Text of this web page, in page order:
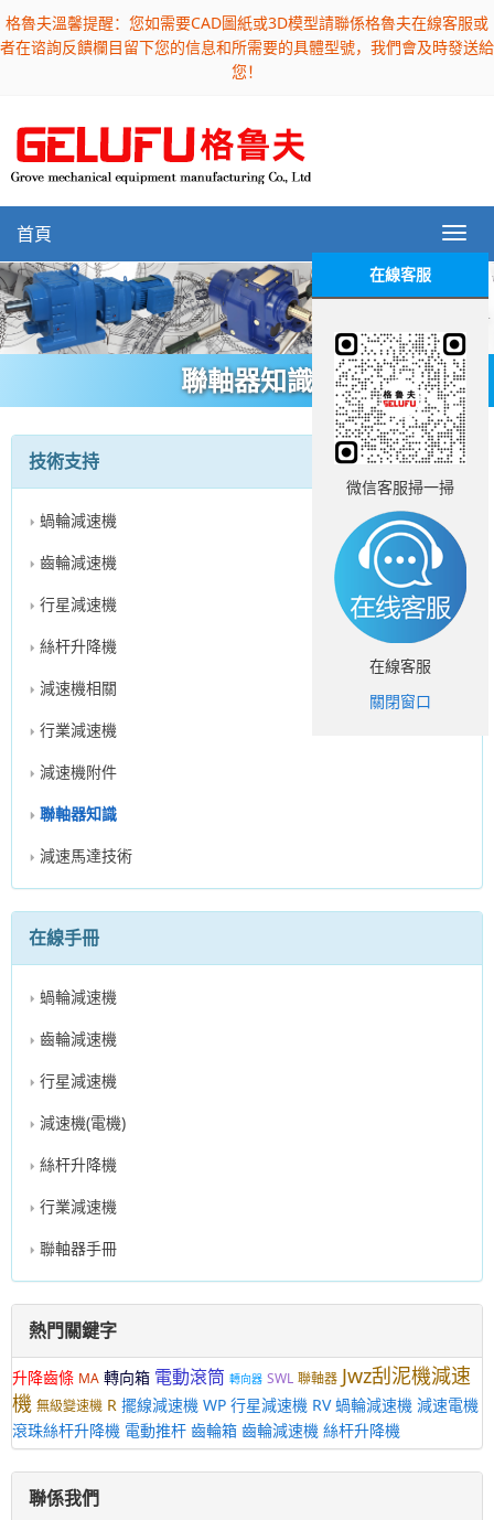
格魯夫溫馨提醒：您如需要CAD圖紙或3D模型請聯係格魯夫在線客服或
者在谘詢反饋欄目留下您的信息和所需要的具體型號，我們會及時發送給
您！
首頁
聯軸器知識
技術支持
蝸輪減速機
齒輪減速機
行星減速機
絲杆升降機
減速機相關
行業減速機
減速機附件
聯軸器知識
減速馬達技術
在線手冊
蝸輪減速機
齒輪減速機
行星減速機
減速機(電機)
絲杆升降機
行業減速機
聯軸器手冊
熱門關鍵字
升降齒條 MA 轉向箱 電動滾筒 轉向器 SWL 聯軸器 Jwz刮泥機減速
機 無級變速機 R 擺線減速機 WP 行星減速機 RV 蝸輪減速機 減速電機
滾珠絲杆升降機 電動推杆 齒輪箱 齒輪減速機 絲杆升降機
聯係我們
在線客服
微信客服掃一掃
在線客服
關閉窗口